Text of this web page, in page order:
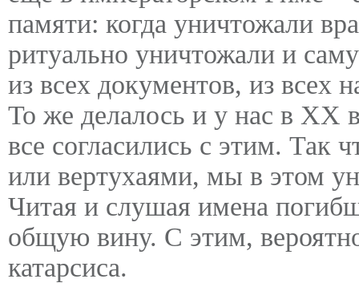
памяти: когда уничтожали
ритуально уничтожали и
из всех документов, из всех
То же делалось и у нас в ХХ
все согласились с этим. Так
или вертухаями, мы в этом
Читая и слушая имена
общую вину. С этим,
катарсиса.